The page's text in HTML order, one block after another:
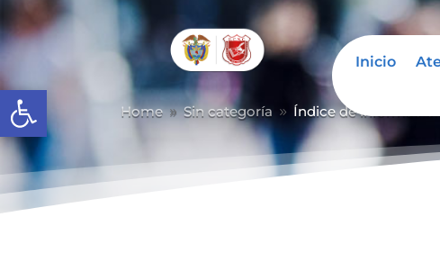
Abrir barra de herramientas
Inicio
Home 9 Sin categoría 9 Índice de